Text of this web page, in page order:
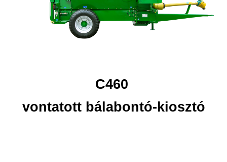
C460
vontatott bálabontó-kiosztó